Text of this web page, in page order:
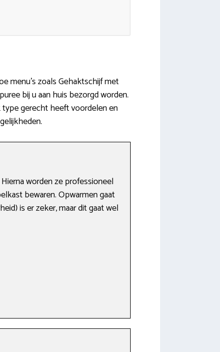
menu’s zoals Gehaktschijf met
bij u aan huis bezorgd worden.
type gerecht heeft voordelen en
worden ze professioneel
bewaren. Opwarmen gaat
is er zeker, maar dit gaat wel